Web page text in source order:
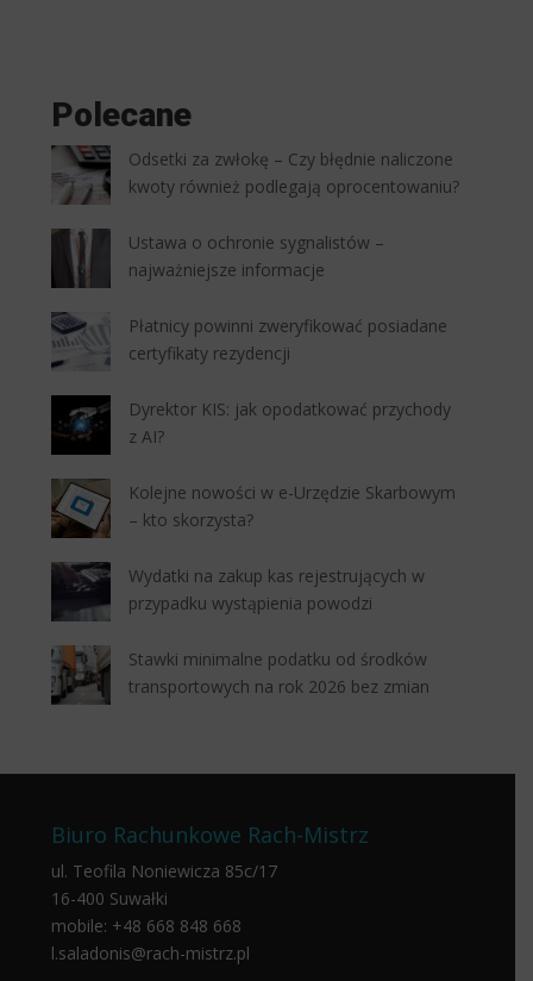
Polecane
Odsetki za zwłokę – Czy błędnie naliczone
kwoty również podlegają oprocentowaniu?
Ustawa o ochronie sygnalistów –
najważniejsze informacje
Płatnicy powinni zweryfikować posiadane
certyfikaty rezydencji
Dyrektor KIS: jak opodatkować przychody
z AI?
Kolejne nowości w e-Urzędzie Skarbowym
– kto skorzysta?
Wydatki na zakup kas rejestrujących w
przypadku wystąpienia powodzi
Stawki minimalne podatku od środków
transportowych na rok 2026 bez zmian
Biuro Rachunkowe Rach-Mistrz
ul. Teofila Noniewicza 85c/17
16-400 Suwałki
mobile: +48 668 848 668
l.saladonis@rach-mistrz.pl